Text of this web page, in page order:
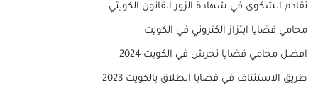
تقادم الشكوى في شهادة الزور القانون الكويتي
محامي قضايا ابتزاز الكتروني في الكويت
افضل محامي قضايا تحرش في الكويت 2024
طريق الاستئناف في قضايا الطلاق بالكويت 2023